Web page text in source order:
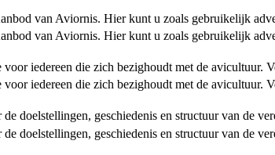
van Aviornis. Hier kunt u zoals gebruikelijk
van Aviornis. Hier kunt u zoals gebruikelijk
iedereen die zich bezighoudt met de avicultuur.
iedereen die zich bezighoudt met de avicultuur.
doelstellingen, geschiedenis en structuur van de
doelstellingen, geschiedenis en structuur van de